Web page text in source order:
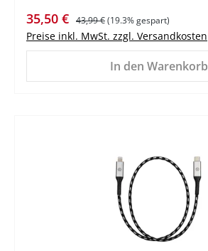
Verkaufspreis:
35,50 € Regulärer Preis:
43,99 €(19.3% gespart)
Preise inkl. MwSt. zzgl. Versandkosten
In den Warenkorb